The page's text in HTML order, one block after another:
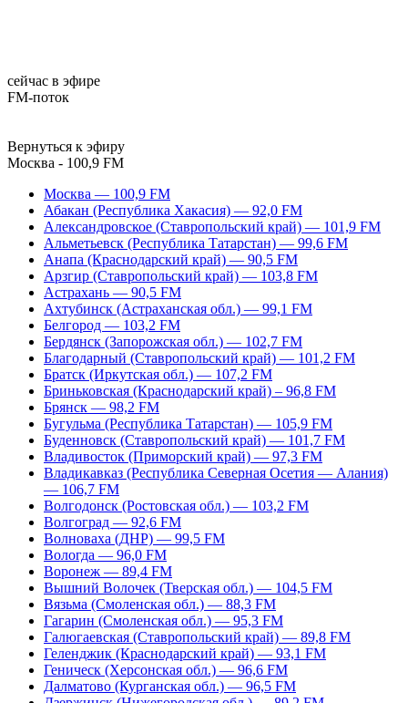
сейчас в эфире
FM-поток
Вернуться к эфиру
Москва - 100,9 FM
Москва — 100,9 FM
Абакан (Республика Хакасия) — 92,0 FM
Александровское (Ставропольский край) — 101,9 FM
Альметьевск (Республика Татарстан) — 99,6 FM
Анапа (Краснодарский край) — 90,5 FM
Арзгир (Ставропольский край) — 103,8 FM
Астрахань — 90,5 FM
Ахтубинск (Астраханская обл.) — 99,1 FM
Белгород — 103,2 FM
Бердянск (Запорожская обл.) — 102,7 FM
Благодарный (Ставропольский край) — 101,2 FM
Братск (Иркутская обл.) — 107,2 FM
Бриньковская (Краснодарский край) – 96,8 FM
Брянск — 98,2 FM
Бугульма (Республика Татарстан) — 105,9 FM
Буденновск (Ставропольский край) — 101,7 FM
Владивосток (Приморский край) — 97,3 FM
Владикавказ (Республика Северная Осетия — Алания)
— 106,7 FM
Волгодонск (Ростовская обл.) — 103,2 FM
Волгоград — 92,6 FM
Волноваха (ДНР) — 99,5 FM
Вологда — 96,0 FM
Воронеж — 89,4 FM
Вышний Волочек (Тверская обл.) — 104,5 FM
Вязьма (Смоленская обл.) — 88,3 FM
Гагарин (Смоленская обл.) — 95,3 FM
Галюгаевская (Ставропольский край) — 89,8 FM
Геленджик (Краснодарский край) — 93,1 FM
Геническ (Херсонская обл.) — 96,6 FM
Далматово (Курганская обл.) — 96,5 FM